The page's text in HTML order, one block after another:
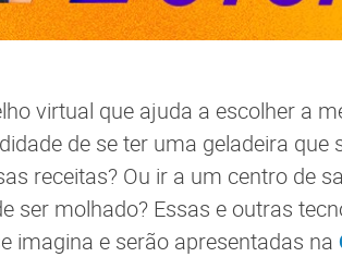
virtual que ajuda a escolher a
de se ter uma geladeira que
receitas? Ou ir a um centro de
ser molhado? Essas e outras
imagina e serão apresentadas na